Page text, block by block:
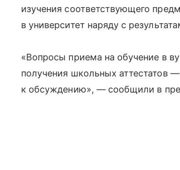
изучения соответствующего
в университет наряду с
«Вопросы приема на обучение в
получения школьных аттестатов
к обсуждению», — сообщили в